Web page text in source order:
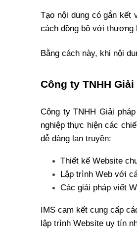
Tạo nội dung có gắn kết
cách đồng bộ với thương
Bằng cách này, khi nội
Công ty TNHH
Công ty TNHH Giải
nghiệp thực hiện các
dễ dàng lan truyền:
Thiết kế Website
Lập trình Web với
Các giải pháp viết
IMS cam kết cung cấp
lập trình Website uy tín